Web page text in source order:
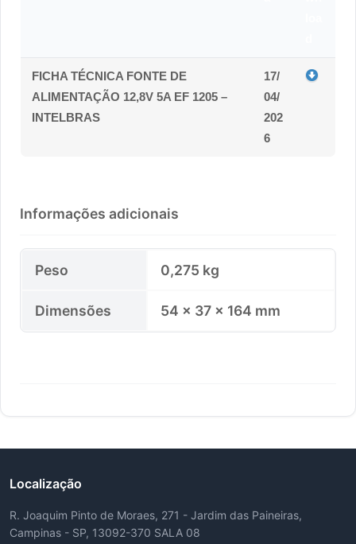
FICHA TÉCNICA FONTE DE
ALIMENTAÇÃO 12,8V 5A EF 1205 –
INTELBRAS
17/
04/
202
6
Informações adicionais
Peso 0,275 kg
Dimensões 54 × 37 × 164 mm
Localização
R. Joaquim Pinto de Moraes, 271 - Jardim das Paineiras,
Campinas - SP, 13092-370 SALA 08